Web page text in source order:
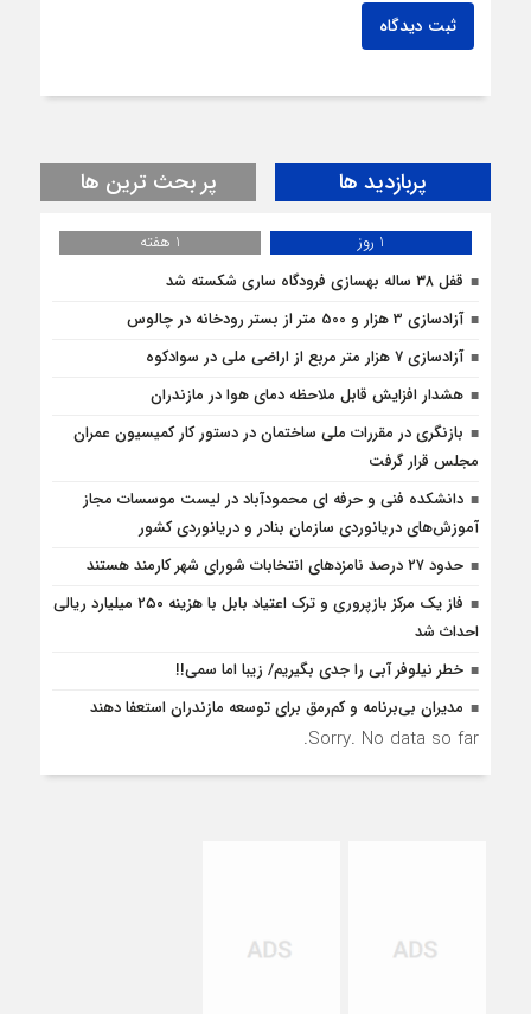
ثبت دیدگاه
پربازدید ها پر بحث ترین ها
1 روز
1 هفته
قفل ۳۸ ساله بهسازی فرودگاه ساری شکسته شد
آزادسازی 3 هزار و 500 متر از بستر رودخانه در چالوس
آزادسازی 7 هزار متر مربع از اراضی ملی در سوادکوه
هشدار افزایش قابل ملاحظه دمای هوا در مازندران
بازنگری در مقررات ملی ساختمان در دستور کار کمیسیون عمران
مجلس قرار گرفت
دانشکده فنی و حرفه ای محمودآباد در لیست موسسات مجاز
آموزش‌های دریانوردی سازمان بنادر و دریانوردی کشور
حدود ۲۷ درصد نامزدهای انتخابات شورای شهر کارمند هستند
فاز یک مرکز بازپروری و ترک اعتیاد بابل با هزینه ۲۵۰ میلیارد ریالی
احداث شد
خطر نیلوفر آبی را جدی بگیریم/ زیبا اما سمی!!
مدیران بی‌برنامه و کم‌رمق برای توسعه مازندران استعفا دهند
Sorry. No data so far.